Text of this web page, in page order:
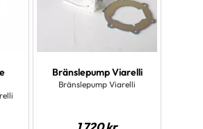
Bränslepump Viarelli
Bränslepump Viarelli